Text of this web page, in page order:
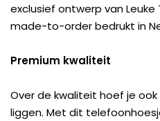
exclusief ontwerp van
made-to-order bedrukt in
Premium kwaliteit
Over de kwaliteit hoef je
liggen. Met dit